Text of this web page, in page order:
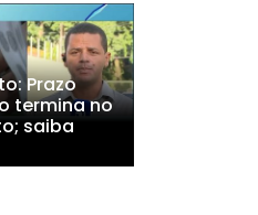
Prazo
termina no
saiba